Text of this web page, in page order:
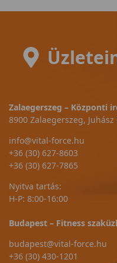
Zalaegerszeg – Központi
8900 Zalaegerszeg,
info@vital-force.hu
+36 (30) 627-8603
+36 (30) 627-7865
Nyitva tartás:
H-P: 8:00-16:00
Budapest – Fitness
budapest@vital-force.hu
+36 (30) 430-1201